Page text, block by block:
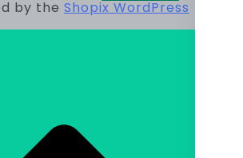
by the Shopix WordPress